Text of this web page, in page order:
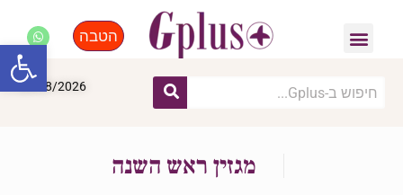
הטבה
08/08/2026
מגזין ראש השנה
פתח